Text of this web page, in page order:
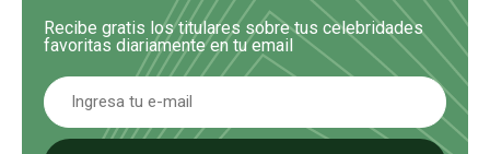
Recibe gratis los titulares sobre tus celebridades
favoritas diariamente en tu email